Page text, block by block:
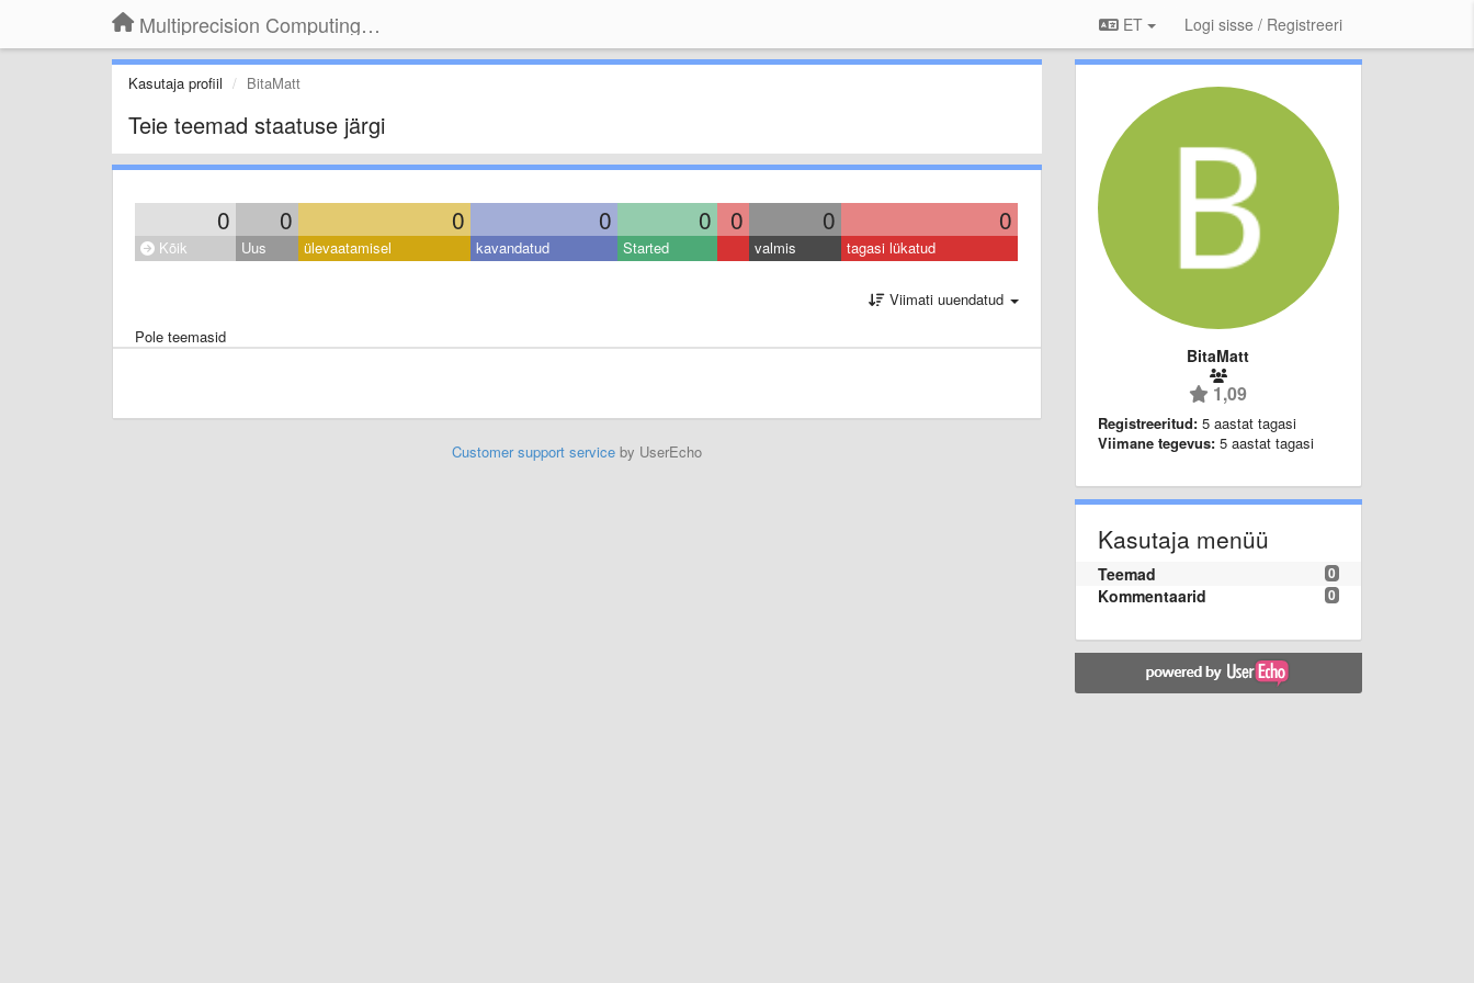
Multiprecision Computing Toolbox for MATLAB ET Logi sisse / Registreeri
Kasutaja profiil BitaMatt
Teie teemad staatuse järgi
0 0 0 0 0 0 0 0
Kõik Uus ülevaatamisel kavandatud Started valmis tagasi lükatud
Viimati uuendatud
Pole teemasid
Customer support serviceby UserEcho
BitaMatt
1,09
Registreeritud: 5 aastat tagasi
Viimane tegevus: 5 aastat tagasi
Kasutaja menüü
0
Teemad
0
Kommentaarid